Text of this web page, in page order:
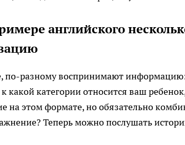
английского
по-разному воспринимают
какой категории относится ваш
на этом формате, но обязательно
Теперь можно послушать